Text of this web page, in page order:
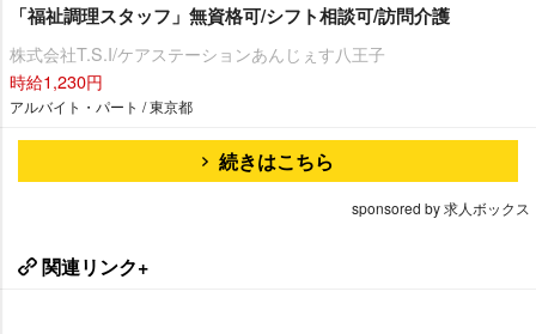
「福祉調理スタッフ」無資格可/シフト相談可/訪問介護
株式会社T.S.I/ケアステーションあんじぇす八王子
時給1,230円
アルバイト・パート / 東京都
続きはこちら
sponsored by 求人ボックス
関連リンク+